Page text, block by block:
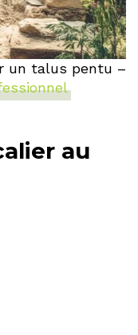
un talus pentu –
au